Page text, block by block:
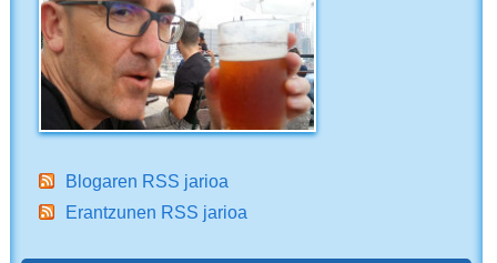
Blogaren RSS jarioa
Erantzunen RSS jarioa